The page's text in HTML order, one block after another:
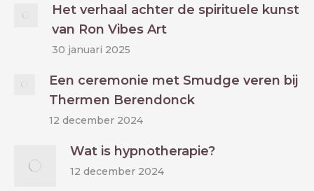
Het verhaal achter de spirituele kunst
van Ron Vibes Art
30 januari 2025
Een ceremonie met Smudge veren bij
Thermen Berendonck
12 december 2024
Wat is hypnotherapie?
12 december 2024